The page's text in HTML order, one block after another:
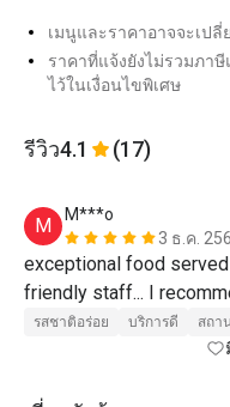
เมนูและราคาอาจจะเป
ราคาที่แจ้งยังไม่รวมภา
ไว้ในเงื่อนไขพิเศษ
รีวิว4.1 (17)
M
M***o
3 ธ.ค.
exceptional food
friendly staff... I
everyone for the high
food”...Congratulations
รสชาติอร่อย บริการดี สถา